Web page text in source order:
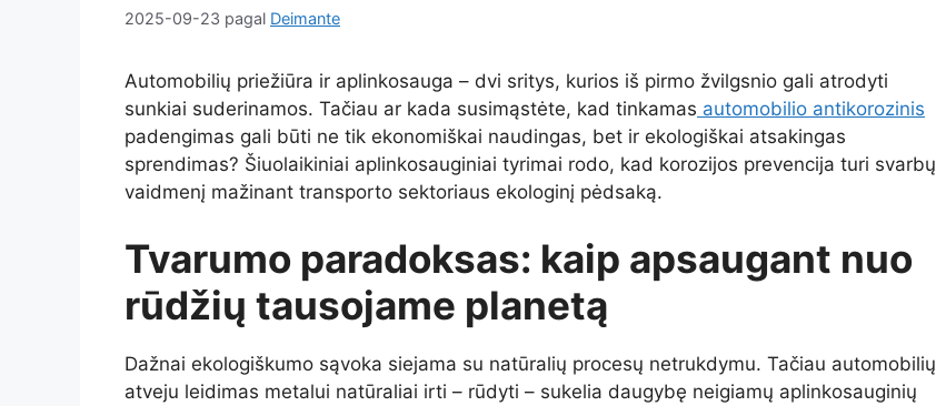
2025-09-23 pagal Deimante
Automobilių priežiūra ir aplinkosauga – dvi sritys, kurios iš pirmo žvilgsnio gali atrodyti
sunkiai suderinamos. Tačiau ar kada susimąstėte, kad tinkamas automobilio antikorozinis
padengimas gali būti ne tik ekonomiškai naudingas, bet ir ekologiškai atsakingas
sprendimas? Šiuolaikiniai aplinkosauginiai tyrimai rodo, kad korozijos prevencija turi svarbų
vaidmenį mažinant transporto sektoriaus ekologinį pėdsaką.
Tvarumo paradoksas: kaip apsaugant nuo
rūdžių tausojame planetą
Dažnai ekologiškumo sąvoka siejama su natūralių procesų netrukdymu. Tačiau automobilių
atveju leidimas metalui natūraliai irti – rūdyti – sukelia daugybę neigiamų aplinkosauginių